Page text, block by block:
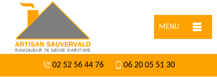
MENU
02 52 56 44 76 06 20 05 51 30